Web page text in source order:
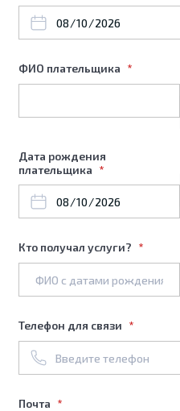
ФИО плательщика
Дата рождения
плательщика
Кто получал услуги?
Телефон для связи
Почта